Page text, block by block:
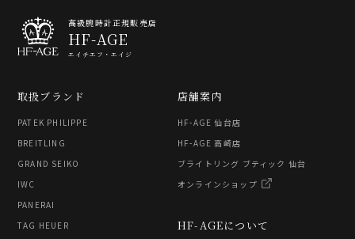
高級腕時計正規販売店
HF-AGE
エイチエフ・エイジ
取扱ブランド
PATEK PHILIPPE
BREITLING
GRAND SEIKO
IWC
PANERAI
TAG HEUER
HF-AGEについて
店舗案内
HF-AGE 仙台店
HF-AGE 高崎店
ブライトリング ブティック 仙台
オンラインショップ